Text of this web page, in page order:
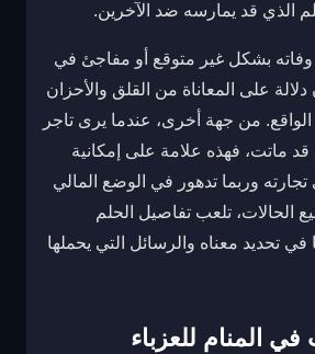
الذي قد يمارسه ضد الآخرين.
وفاته بشكل غير متوقع أو مفاجئ في
دلالة على المعاناة من القلق والأحزان
الواقع. من جهة أخرى، عندما يرى تاجر
ماتت، فهذه علامة على إمكانية
وربما تدهور في الوضع المالي
الحالات، تلعب تفاصيل الحلم
في تحديد معناه والرسائل التي يحملها
المنام للعزباء